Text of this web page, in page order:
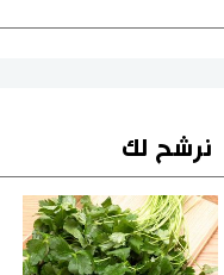
نرشح لك